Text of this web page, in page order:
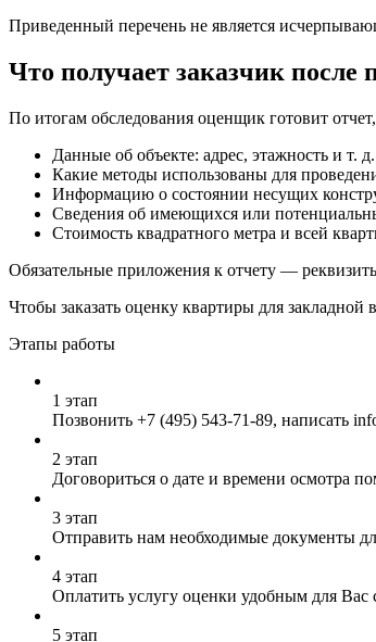
Приведенный перечень не является
Что получает заказчик после
По итогам обследования оценщик готовит
Данные об объекте: адрес, этажность и т. д.
Какие методы использованы для
Информацию о состоянии несущих
Сведения об имеющихся или
Стоимость квадратного метра и всей
Обязательные приложения к отчету —
Чтобы заказать оценку квартиры для
Этапы работы
1 этап
Позвонить +7 (495) 543-71-89, написать
2 этап
Договориться о дате и времени осмотра
3 этап
Отправить нам необходимые документы
4 этап
Оплатить услугу оценки удобным для Вас
5 этап